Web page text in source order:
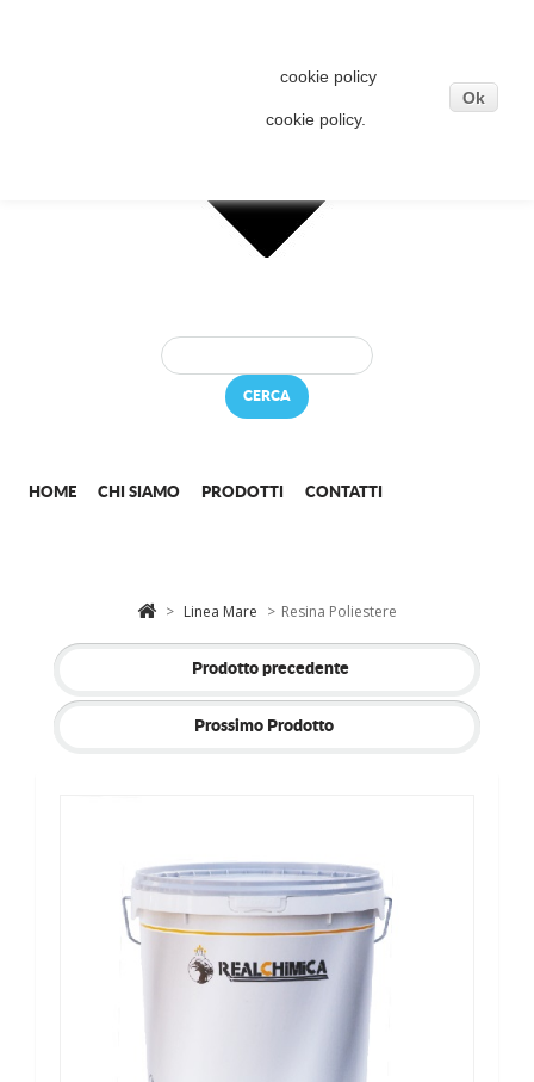
CERCA
HOME CHI SIAMO PRODOTTI CONTATTI
> Linea Mare > Resina Poliestere
Prodotto precedente
Prossimo Prodotto
cookie policy. Se
cookie policy.
Ok